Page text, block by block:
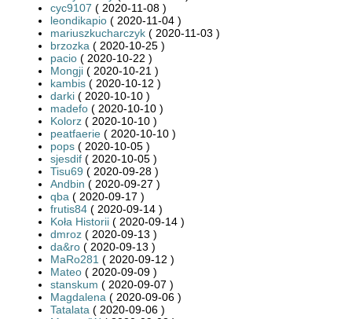
cyc9107 ( 2020-11-08 )
leondikapio ( 2020-11-04 )
mariuszkucharczyk ( 2020-11-03 )
brzozka ( 2020-10-25 )
pacio ( 2020-10-22 )
Mongji ( 2020-10-21 )
kambis ( 2020-10-12 )
darki ( 2020-10-10 )
madefo ( 2020-10-10 )
Kolorz ( 2020-10-10 )
peatfaerie ( 2020-10-10 )
pops ( 2020-10-05 )
sjesdif ( 2020-10-05 )
Tisu69 ( 2020-09-28 )
Andbin ( 2020-09-27 )
qba ( 2020-09-17 )
frutis84 ( 2020-09-14 )
Koła Historii ( 2020-09-14 )
dmroz ( 2020-09-13 )
da&ro ( 2020-09-13 )
MaRo281 ( 2020-09-12 )
Mateo ( 2020-09-09 )
stanskum ( 2020-09-07 )
Magdalena ( 2020-09-06 )
Tatalata ( 2020-09-06 )